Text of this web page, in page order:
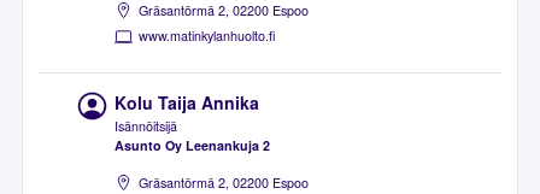
Gräsantörmä 2, 02200 Espoo
www.matinkylanhuolto.fi
Kolu Taija Annika
Isännöitsijä
Asunto Oy Leenankuja 2
Gräsantörmä 2, 02200 Espoo